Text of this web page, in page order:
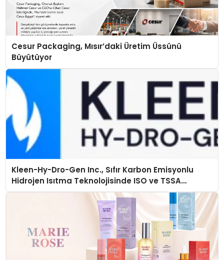
Cesur Packaging, Mısır’daki Üretim Üssünü
Büyütüyor
Kleen-Hy-Dro-Gen Inc., Sıfır Karbon Emisyonlu
Hidrojen Isıtma Teknolojisinde ISO ve TSSA
Düzenleyici Onaylarını Aldı